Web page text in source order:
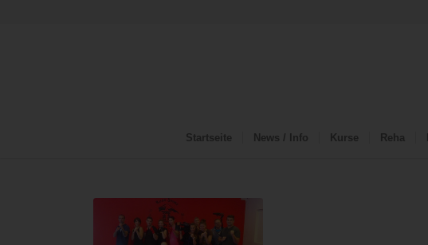
Startseite News / Info Kurse Reha